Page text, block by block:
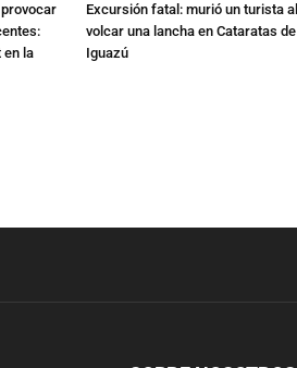
en la
Excursión fatal: murió un turista al
volcar una lancha en Cataratas de
Iguazú